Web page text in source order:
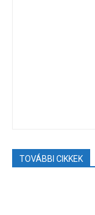
TOVÁBBI CIKKEK